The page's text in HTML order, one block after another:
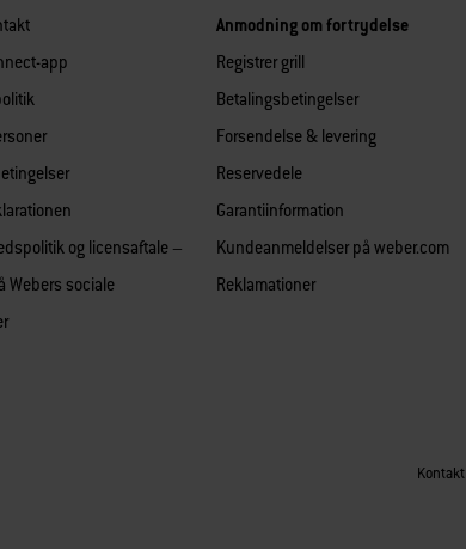
app
og licensaftale –
Webers sociale
Anmodning om fortrydelse
Registrer grill
Betalingsbetingelser
Forsendelse & levering
Reservedele
Garantiinformation
Kundeanmeldelser på weber.com
Reklamationer
Kontakt